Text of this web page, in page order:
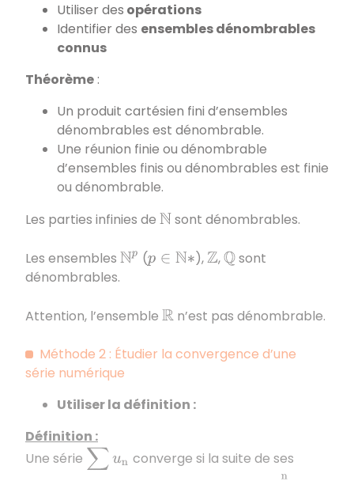
Utiliser des opérations
Identifier des ensembles dénombrables
connus
Théorème :
Un produit cartésien fini d’ensembles
dénombrables est dénombrable.
Une réunion finie ou dénombrable
d’ensembles finis ou dénombrables est finie
ou dénombrable.
Les parties infinies de Nsont dénombrables.
Les ensembles Np (p ∈N∗ ),Z,Q sont
dénombrables.
Attention, l’ensemble R n’est pas dénombrable.
Méthode 2 : Étudier la convergence d’une
série numérique
Utiliser la définition :
Définition :
Une série ∑u n
converge si la suite de ses